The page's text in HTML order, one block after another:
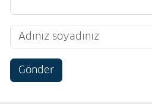
Gönder